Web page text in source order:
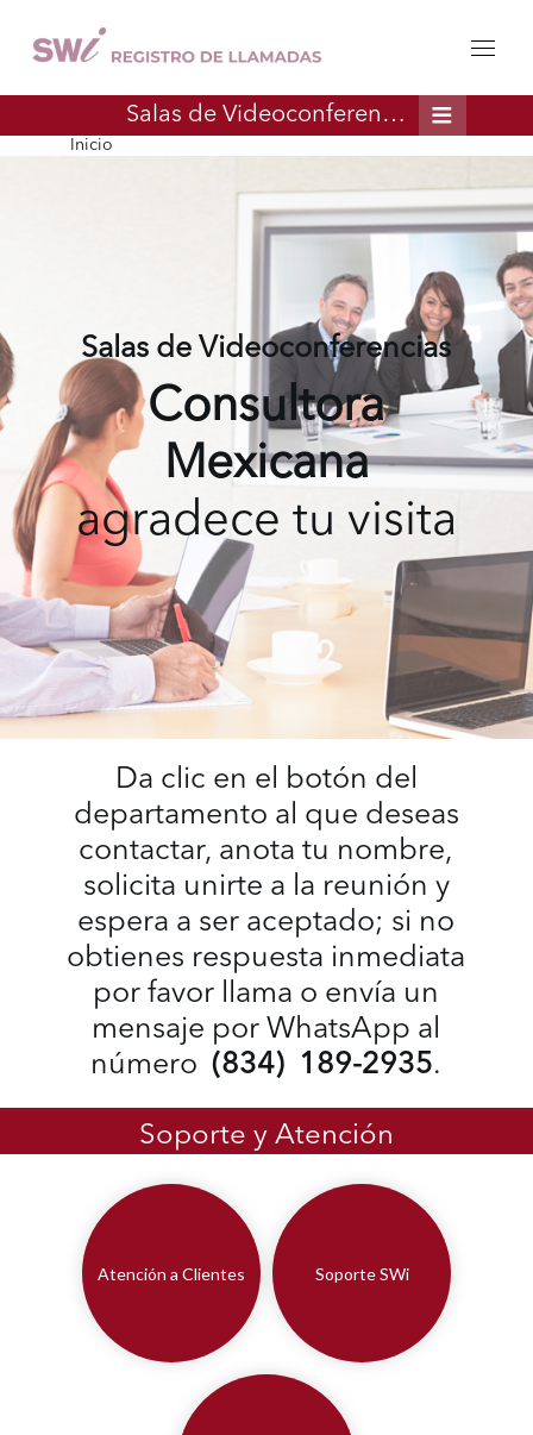
Salas de Videoconferencias
Inicio
Salas de Videoconferencias
Consultora
Mexicana
agradece tu visita
Da clic en el botón del
departamento al que deseas
contactar, anota tu nombre,
solicita unirte a la reunión y
espera a ser aceptado; si no
obtienes respuesta inmediata
por favor llama o envía un
mensaje por WhatsApp al
número(834) 189-2935.
Soporte y Atención
Atención a Clientes Soporte SWi